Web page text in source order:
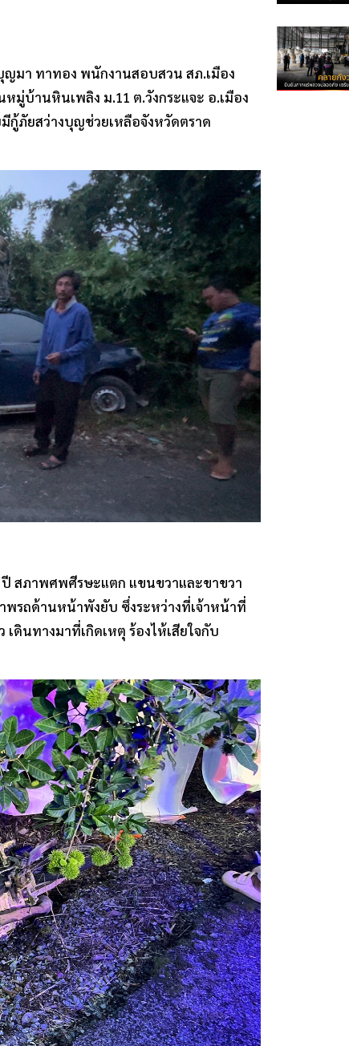
ญมา ทาทอง พนักงานสอบสวน สภ.เมือง
มู่บ้านหินเพลิง ม.11 ต.วังกระแจะ อ.เมือง
มีกู้ภัยสว่างบุญช่วยเหลือจังหวัดตราด
สภาพศพศีรษะแตก แขนขวาและขาขวา
รถด้านหน้าพังยับ ซึ่งระหว่างที่เจ้าหน้าที่
ดินทางมาที่เกิดเหตุ ร้องไห้เสียใจกับ